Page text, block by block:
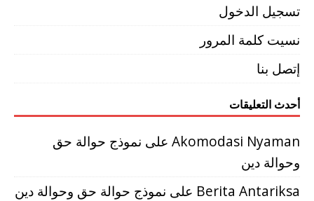
تسجيل الدخول
نسيت كلمة المرور
إتصل بنا
أحدث التعليقات
Akomodasi Nyaman على نموذج حوالة حق
وحوالة دين
Berita Antariksa على نموذج حوالة حق وحوالة دين